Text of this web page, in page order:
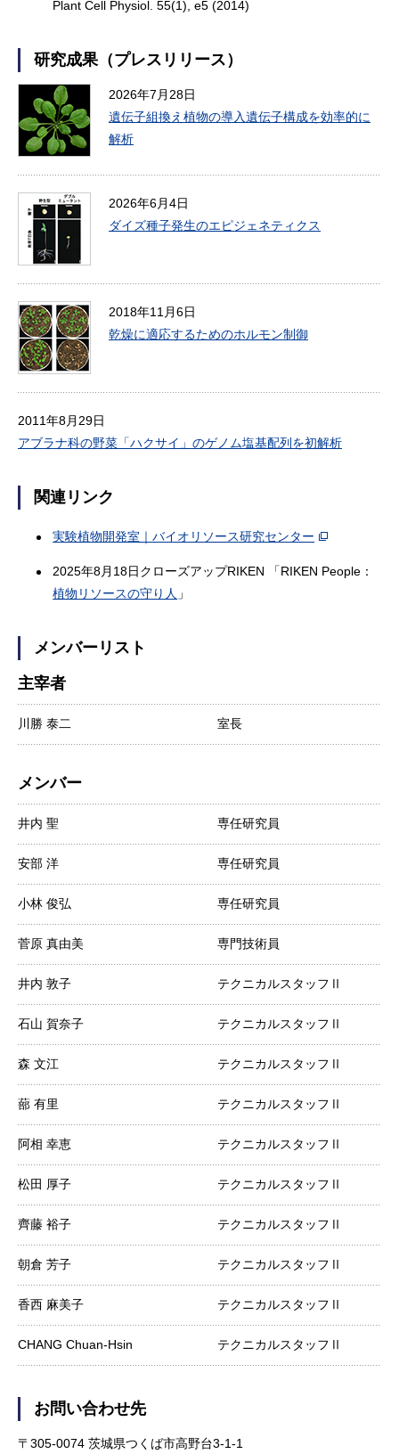
Plant Cell Physiol. 55(1), e5 (2014)
研究成果（プレスリリース）
2026年7月28日
遺伝子組換え植物の導入遺伝子構成を効率的に
解析
2026年6月4日
ダイズ種子発生のエピジェネティクス
2018年11月6日
乾燥に適応するためのホルモン制御
2011年8月29日
アブラナ科の野菜「ハクサイ」のゲノム塩基配列を初解析
関連リンク
実験植物開発室｜バイオリソース研究センター
2025年8月18日クローズアップRIKEN 「RIKEN People：
植物リソースの守り人 」
メンバーリスト
主宰者
川勝 泰二 室長
メンバー
井内 聖 専任研究員
安部 洋 専任研究員
小林 俊弘 専任研究員
菅原 真由美 専門技術員
井内 敦子 テクニカルスタッフⅡ
石山 賀奈子 テクニカルスタッフⅡ
森 文江 テクニカルスタッフⅡ
蔀 有里 テクニカルスタッフⅡ
阿相 幸恵 テクニカルスタッフⅡ
松田 厚子 テクニカルスタッフⅡ
齊藤 裕子 テクニカルスタッフⅡ
朝倉 芳子 テクニカルスタッフⅡ
香西 麻美子 テクニカルスタッフⅡ
CHANG Chuan-Hsin テクニカルスタッフⅡ
お問い合わせ先
〒305-0074 茨城県つくば市高野台3-1-1